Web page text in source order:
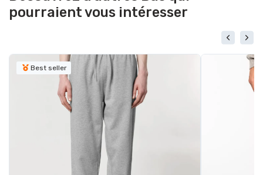
pourraient vous intéresser
Best seller